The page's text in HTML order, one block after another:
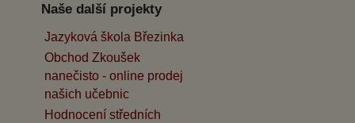
Naše další projekty
Jazyková škola Březinka
Obchod Zkoušek
nanečisto - online prodej
našich učebnic
Hodnocení středních